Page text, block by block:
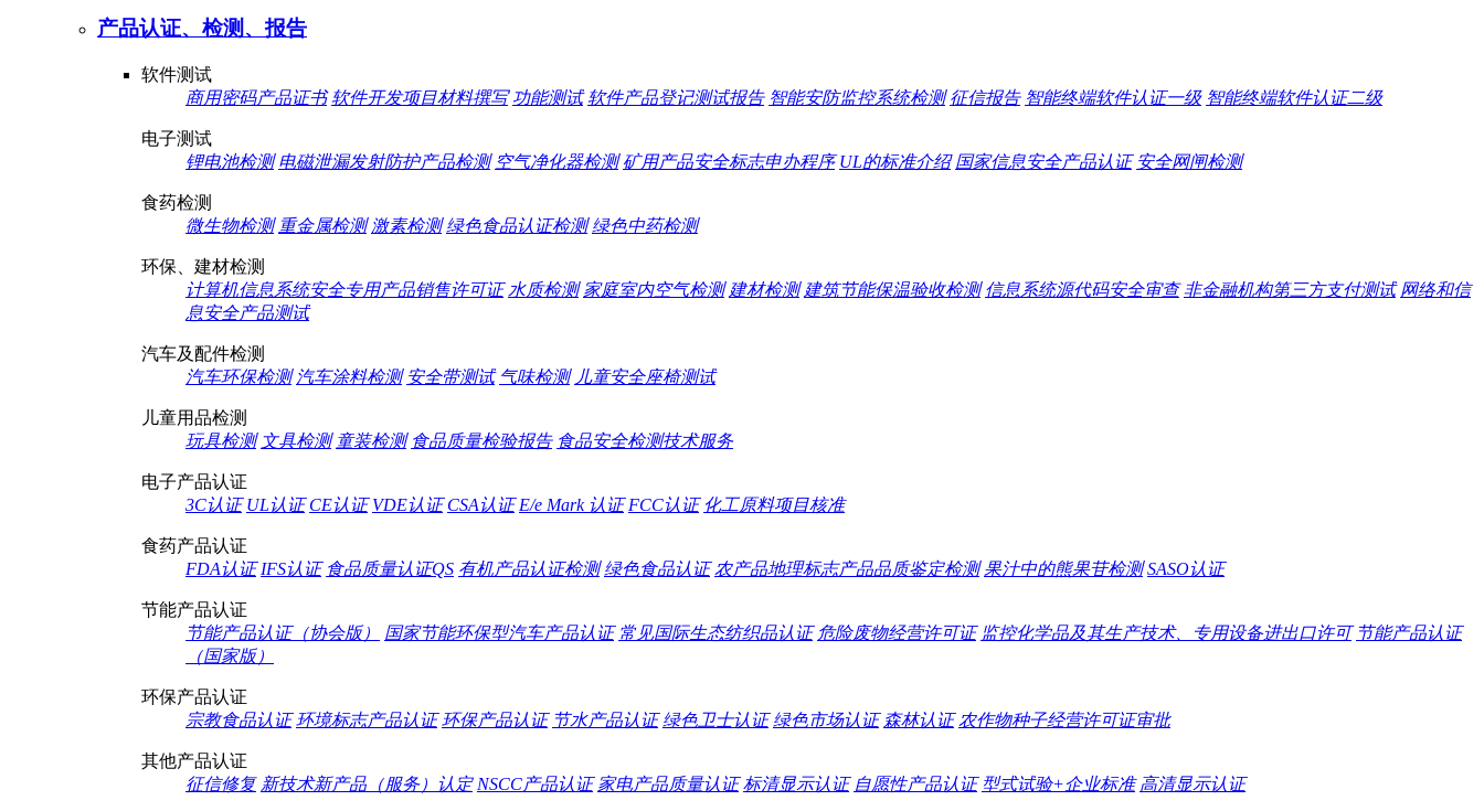
产品认证、检测、报告
软件测试
商用密码产品证书 软件开发项目材料撰写 功能测试 软件产品登记测试报告 智能安防监控系统检测 征信报告 智能终端软件认证一级 智能终端软件认证二级
电子测试
锂电池检测 电磁泄漏发射防护产品检测 空气净化器检测 矿用产品安全标志申办程序 UL的标准介绍 国家信息安全产品认证 安全网闸检测
食药检测
微生物检测 重金属检测 激素检测 绿色食品认证检测 绿色中药检测
环保、建材检测
计算机信息系统安全专用产品销售许可证 水质检测 家庭室内空气检测 建材检测 建筑节能保温验收检测 信息系统源代码安全审查 非金融机构第三方支付测试 网络和信
息安全产品测试
汽车及配件检测
汽车环保检测 汽车涂料检测 安全带测试 气味检测 儿童安全座椅测试
儿童用品检测
玩具检测 文具检测 童装检测 食品质量检验报告 食品安全检测技术服务
电子产品认证
3C认证 UL认证 CE认证 VDE认证 CSA认证 E/e Mark 认证 FCC认证 化工原料项目核准
食药产品认证
FDA认证 IFS认证 食品质量认证QS 有机产品认证检测 绿色食品认证 农产品地理标志产品品质鉴定检测 果汁中的熊果苷检测 SASO认证
节能产品认证
节能产品认证（协会版）
国家节能环保型汽车产品认证 常见国际生态纺织品认证 危险废物经营许可证 监控化学品及其生产技术、专用设备进出口许可 节能产品认证
（国家版）
环保产品认证
宗教食品认证 环境标志产品认证 环保产品认证 节水产品认证 绿色卫士认证 绿色市场认证 森林认证 农作物种子经营许可证审批
其他产品认证
征信修复 新技术新产品（服务）认定 NSCC产品认证 家电产品质量认证 标清显示认证 自愿性产品认证 型式试验+企业标准 高清显示认证